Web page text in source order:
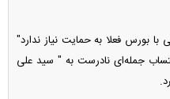
انتشار مطلبی با بورس فعلا به حمایت نیاز ندارد"
جمله‌ای نادرست به " سید علی